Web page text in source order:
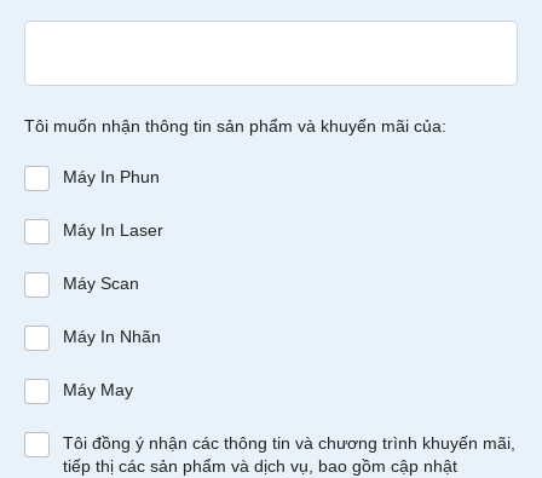
Tôi muốn nhận thông tin sản phẩm và khuyến mãi của:
Máy In Phun
Máy In Laser
Máy Scan
Máy In Nhãn
Máy May
Tôi đồng ý nhận các thông tin và chương trình khuyến mãi,
tiếp thị các sản phẩm và dịch vụ, bao gồm cập nhật